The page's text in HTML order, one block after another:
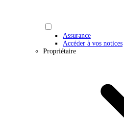
Assurance
Accéder à vos notices
Propriétaire